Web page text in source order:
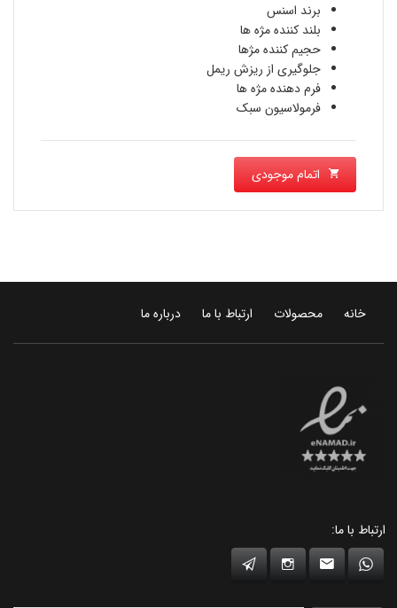
برند اسنس
بلند کننده مژه ها
حجیم کننده مژها
جلوگیری از ریزش ریمل
فرم دهنده مژه ها
فرمولاسیون سبک
اتمام موجودی
خانه محصولات ارتباط با ما درباره ما
ارتباط با ما: